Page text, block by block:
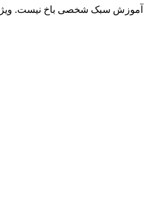
آموزش سبک شخصی باخ نیست.